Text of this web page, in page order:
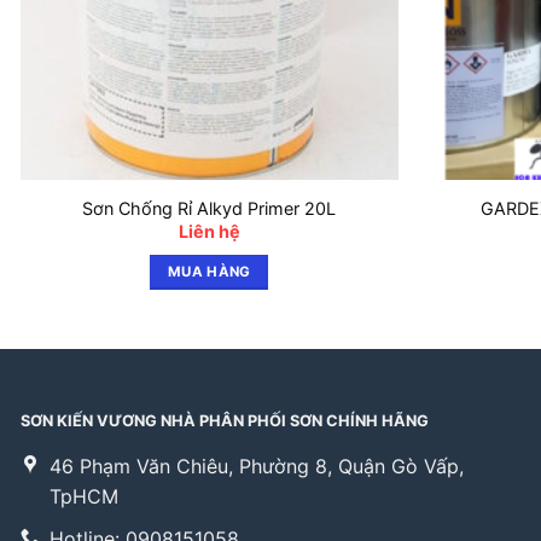
Sơn Chống Rỉ Alkyd Primer 20L
Liên hệ
MUA HÀNG
SƠN KIẾN VƯƠNG NHÀ PHÂN PHỐI SƠN CHÍNH HÃNG
46 Phạm Văn Chiêu, Phường 8, Quận Gò Vấp,
TpHCM